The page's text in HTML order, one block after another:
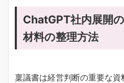
ChatGPT社内展開
材料の整理方法
稟議書は経営判断の重要な